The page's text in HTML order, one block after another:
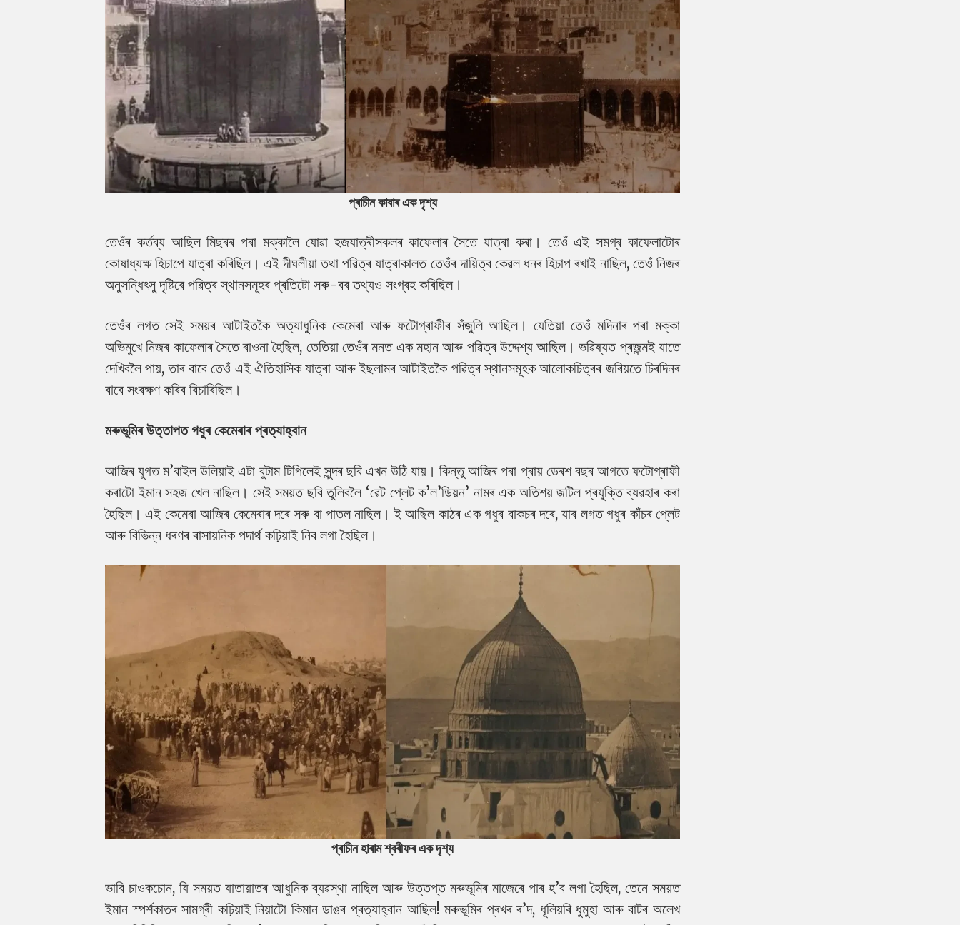
প্ৰাচীন কাবাৰ এক দৃশ্য
তেওঁৰ কৰ্তব্য আছিল মিছৰৰ পৰা মক্কালৈ যোৱা হজযাত্ৰীসকলৰ কাফেলাৰ সৈতে যাত্ৰা কৰা। তেওঁ এই সমগ্ৰ কাফেলাটোৰ
কোষাধ্যক্ষ হিচাপে যাত্ৰা কৰিছিল। এই দীঘলীয়া তথা পৱিত্ৰ যাত্ৰাকালত তেওঁৰ দায়িত্ব কেৱল ধনৰ হিচাপ ৰখাই নাছিল, তেওঁ নিজৰ
অনুসন্ধিৎসু দৃষ্টিৰে পৱিত্ৰ স্থানসমূহৰ প্ৰতিটো সৰু-বৰ তথ্যও সংগ্ৰহ কৰিছিল।
তেওঁৰ লগত সেই সময়ৰ আটাইতকৈ অত্যাধুনিক কেমেৰা আৰু ফটোগ্ৰাফীৰ সঁজুলি আছিল। যেতিয়া তেওঁ মদিনাৰ পৰা মক্কা
অভিমুখে নিজৰ কাফেলাৰ সৈতে ৰাওনা হৈছিল, তেতিয়া তেওঁৰ মনত এক মহান আৰু পৱিত্ৰ উদ্দেশ্য আছিল। ভৱিষ্যত প্ৰজন্মই যাতে
দেখিবলৈ পায়, তাৰ বাবে তেওঁ এই ঐতিহাসিক যাত্ৰা আৰু ইছলামৰ আটাইতকৈ পৱিত্ৰ স্থানসমূহক আলোকচিত্ৰৰ জৰিয়তে চিৰদিনৰ
বাবে সংৰক্ষণ কৰিব বিচাৰিছিল।
মৰুভূমিৰ উত্তাপত গধুৰ কেমেৰাৰ প্ৰত্যাহ্বান
আজিৰ যুগত ম’বাইল উলিয়াই এটা বুটাম টিপিলেই সুন্দৰ ছবি এখন উঠি যায়। কিন্তু আজিৰ পৰা প্ৰায় ডেৰশ বছৰ আগতে ফটোগ্ৰাফী
কৰাটো ইমান সহজ খেল নাছিল। সেই সময়ত ছবি তুলিবলৈ ‘ৱেট প্লেট ক’ল’ডিয়ন’ নামৰ এক অতিশয় জটিল প্ৰযুক্তি ব্যৱহাৰ কৰা
হৈছিল। এই কেমেৰা আজিৰ কেমেৰাৰ দৰে সৰু বা পাতল নাছিল। ই আছিল কাঠৰ এক গধুৰ বাকচৰ দৰে, যাৰ লগত গধুৰ কাঁচৰ প্লেট
আৰু বিভিন্ন ধৰণৰ ৰাসায়নিক পদাৰ্থ কঢ়িয়াই নিব লগা হৈছিল।
প্ৰাচীন হাৰাম শ্বৰীফৰ এক দৃশ্য
ভাবি চাওকচোন, যি সময়ত যাতায়াতৰ আধুনিক ব্যৱস্থা নাছিল আৰু উত্তপ্ত মৰুভূমিৰ মাজেৰে পাৰ হ’ব লগা হৈছিল, তেনে সময়ত
ইমান স্পৰ্শকাতৰ সামগ্ৰী কঢ়িয়াই নিয়াটো কিমান ডাঙৰ প্ৰত্যাহ্বান আছিল! মৰুভূমিৰ প্ৰখৰ ৰ’দ, ধূলিয়ৰি ধুমুহা আৰু বাটৰ অলেখ